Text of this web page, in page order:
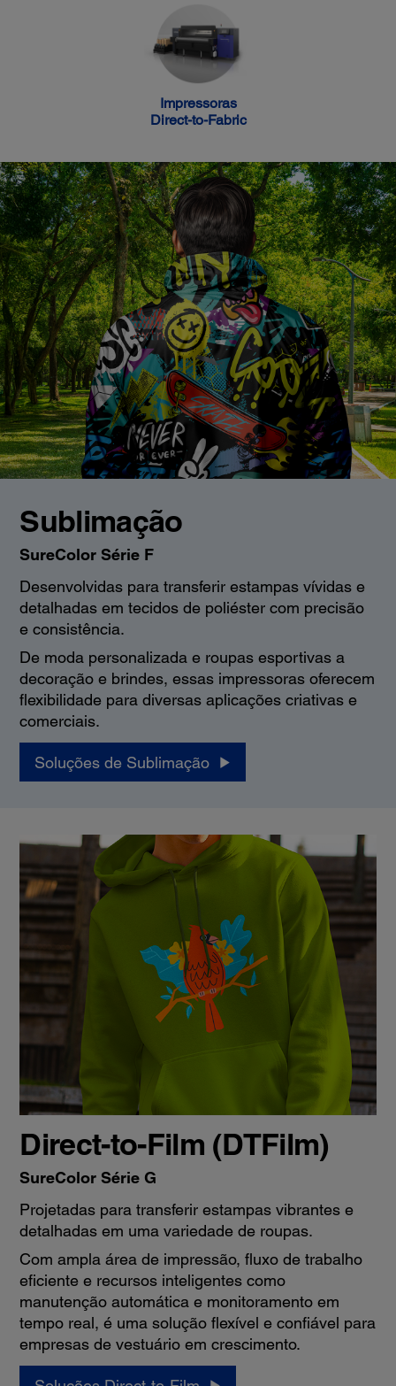
Impressoras
Direct-to-Fabric
Sublimação
SureColor Série F
Desenvolvidas para transferir estampas vívidas e
detalhadas em tecidos de poliéster com precisão
e consistência.
De moda personalizada e roupas esportivas a
decoração e brindes, essas impressoras oferecem
flexibilidade para diversas aplicações criativas e
comerciais.
Soluções de Sublimação
Direct-to-Film (DTFilm)
SureColor Série G
Projetadas para transferir estampas vibrantes e
detalhadas em uma variedade de roupas.
Com ampla área de impressão, fluxo de trabalho
eficiente e recursos inteligentes como
manutenção automática e monitoramento em
tempo real, é uma solução flexível e confiável para
empresas de vestuário em crescimento.